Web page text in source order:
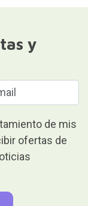
y
de mis
ofertas de